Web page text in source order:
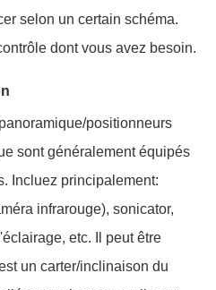
selon un certain schéma.
dont vous avez besoin.
positionneurs
sont généralement équipés
Incluez principalement:
infrarouge), sonicator,
etc. Il peut être
un carter/inclinaison du